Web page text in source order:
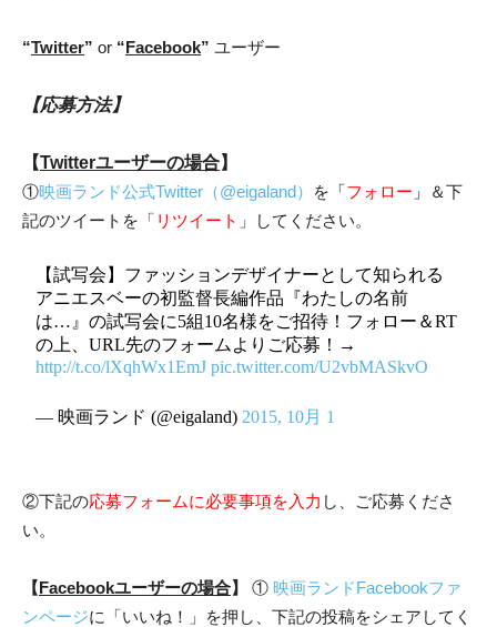
“Twitter” or “Facebook” ユーザー
【応募方法】
【Twitterユーザーの場合】
①映画ランド公式Twitter（@eigaland） を 「フォロー 」
＆下
記のツイートを「 リツイート 」してください。
【試写会】ファッションデザイナーとして知られる
アニエスベーの初監督長編作品『わたしの名前
は…』の試写会に5組10名様をご招待！フォロー＆RT
の上、URL先のフォームよりご応募！→
http://t.co/lXqhWx1EmJ pic.twitter.com/U2vbMASkvO
— 映画ランド (@eigaland) 2015, 10月 1
②下記の応募フォームに必要事項を入力 し、ご応募くださ
い。
【Facebookユーザーの場合】 ① 映画ランドFacebookファ
ンページに「いいね！」を押し、下記の投稿をシェアしてく